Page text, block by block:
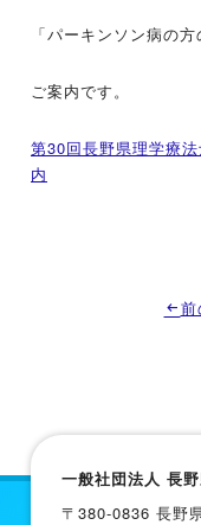
「パーキンソン病の
ご案内です。
第30回長野県理学療
内
前
一般社団法人 長
〒380-0836 長野